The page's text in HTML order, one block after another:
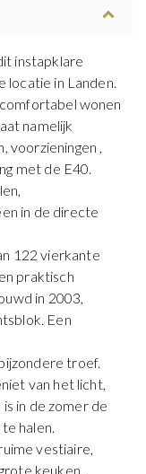
instapklare
locatie in Landen.
wonen
namelijk
voorzieningen ,
met de E40.
in de directe
122 vierkante
praktisch
in 2003,
Een
troef.
van het licht,
in de zomer de
halen.
vestiaire,
keuken,